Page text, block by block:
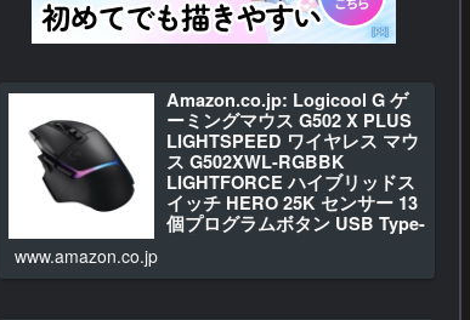
Amazon.co.jp: Logicool G ゲ
ーミングマウス G502 X PLUS
LIGHTSPEED ワイヤレス マウ
ス G502XWL-RGBBK
LIGHTFORCE ハイブリッドス
イッチ HERO 25K センサー 13
個プログラムボタン USB Type-
C 充電 LIGHTSYNC RGB
ック 国内正規品 【 ファイナル
www.amazon.co.jp